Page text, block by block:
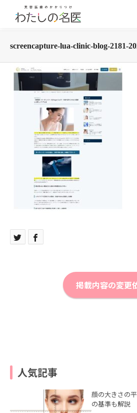
screencapture-lua-clinic-blog-2181-
掲載内容の変更
人気記事
顔の大きさの
の基準も解説